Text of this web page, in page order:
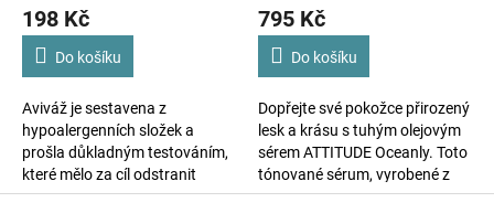
198 Kč
Do košíku
Aviváž je sestavena z
hypoalergenních složek a
prošla důkladným testováním,
které mělo za cíl odstranit
běžné alergeny ze složení
795 Kč
Do košíku
Dopřejte své pokožce přirozený
lesk a krásu s tuhým olejovým
sérem ATTITUDE Oceanly. Toto
tónované sérum, vyrobené z
více než 99,9 % přírodních